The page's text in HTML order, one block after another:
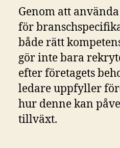
Genom att
för
både rätt
gör inte bara
efter företagets
ledare uppfyller
hur denne kan
tillväxt.